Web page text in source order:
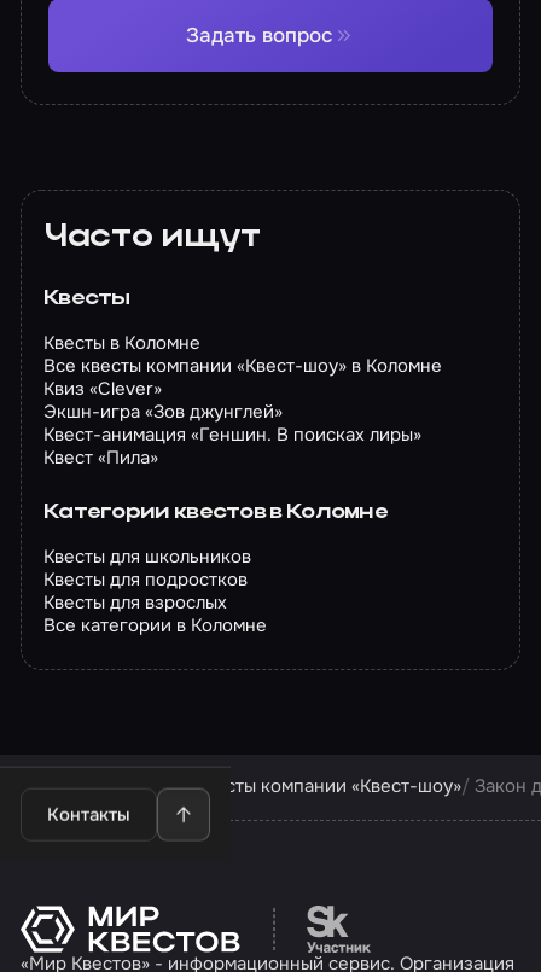
Задать вопрос
Часто ищут
Квесты
Квесты в Коломне
Все квесты компании «Квест-шоу» в Коломне
Квиз «Clever»
Экшн-игра «Зов джунглей»
Квест-анимация «Геншин. В поисках лиры»
Квест «Пила»
Категории квестов в Коломне
Квесты для школьников
Квесты для подростков
Квесты для взрослых
Все категории в Коломне
Контакты
Квесты в Коломне Квесты компании «Квест-шоу» Закон
Перейти на сайт
«Мир Квестов» - информационный сервис. Организация